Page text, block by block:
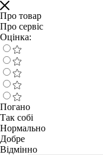
Про товар
Про сервіс
Оцінка:
Погано
Так собі
Нормально
Добре
Відмінно